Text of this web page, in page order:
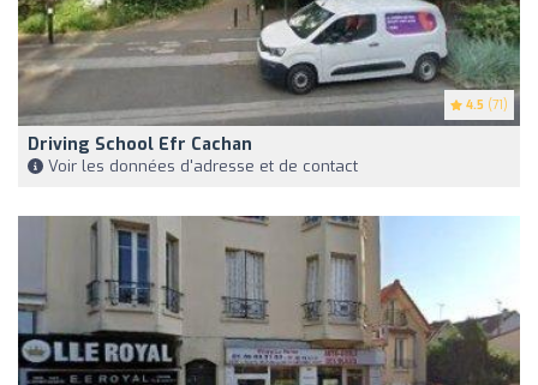
4.5 (71)
Driving School Efr Cachan
Voir les données d'adresse et de contact